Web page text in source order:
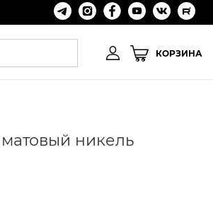
КОРЗИНА
матовый никель